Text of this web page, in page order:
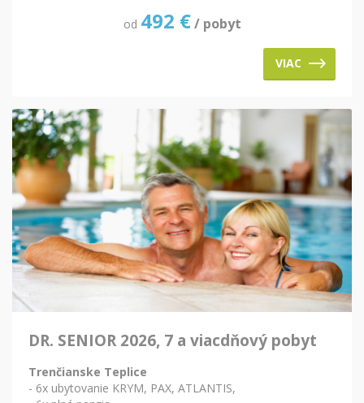
od 492 € / pobyt
VIAC
DR. SENIOR 2026, 7 a viacdňový pobyt
Trenčianske Teplice
- 6x ubytovanie KRYM, PAX, ATLANTIS,